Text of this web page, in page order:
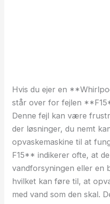
Hvis du ejer en
står over for fejlen
Denne fejl kan være
der løsninger, du nemt
opvaskemaskine til at
F15** indikerer ofte, at
vandforsyningen eller en
hvilket kan føre til, at
med vand som den skal.